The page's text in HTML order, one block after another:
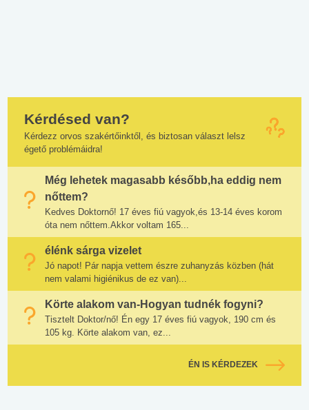
Kérdésed van?
Kérdezz orvos szakértőinktől, és biztosan választ lelsz
égető problémáidra!
Még lehetek magasabb később,ha eddig nem
nőttem?
Kedves Doktornő! 17 éves fiú vagyok,és 13-14 éves korom
óta nem nőttem.Akkor voltam 165...
élénk sárga vizelet
Jó napot! Pár napja vettem észre zuhanyzás közben (hát
nem valami higiénikus de ez van)...
Körte alakom van-Hogyan tudnék fogyni?
Tisztelt Doktor/nő! Én egy 17 éves fiú vagyok, 190 cm és
105 kg. Körte alakom van, ez...
ÉN IS KÉRDEZEK